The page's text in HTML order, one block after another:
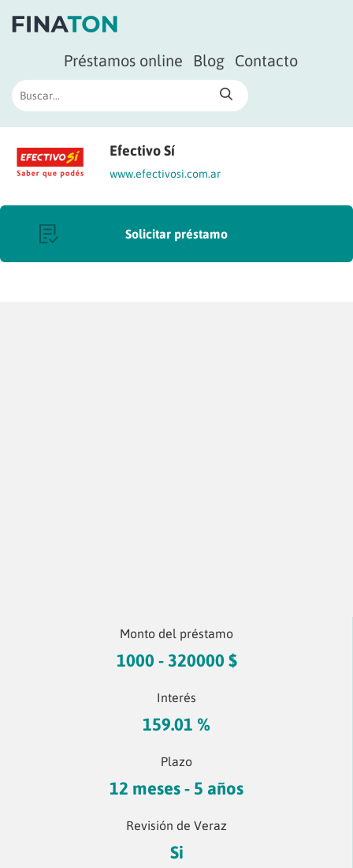
Préstamos online Blog Contacto
Efectivo Sí
www.efectivosi.com.ar
Solicitar préstamo
Monto del préstamo
1000 - 320000 $
Interés
159.01 %
Plazo
12 meses - 5 años
Revisión de Veraz
Si